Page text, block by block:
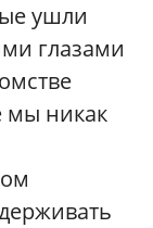
ушли
глазами
мы никак